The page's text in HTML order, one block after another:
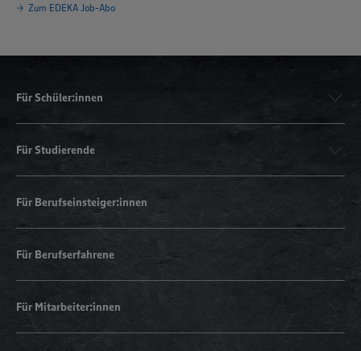
Zum EDEKA Job-Abo
Für Schüler:innen
Für Studierende
Für Berufseinsteiger:innen
Für Berufserfahrene
Für Mitarbeiter:innen